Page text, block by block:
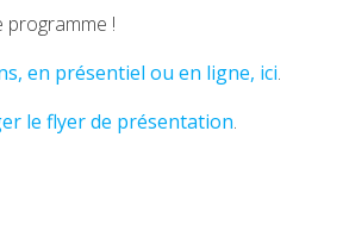
programme !
en présentiel ou en ligne, ici.
le flyer de présentation.